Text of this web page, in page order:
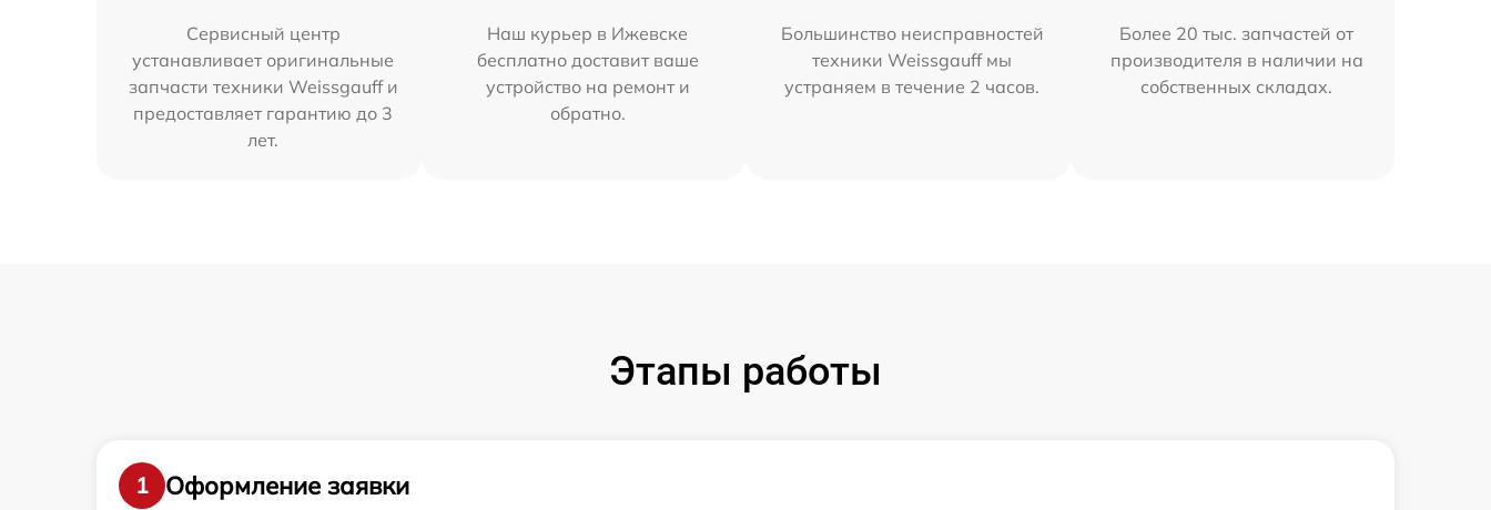
Сервисный центр
устанавливает оригинальные
запчасти техники Weissgauff и
предоставляет гарантию до 3
лет.
Наш курьер в Ижевске
бесплатно доставит ваше
устройство на ремонт и
обратно.
Большинство неисправностей
техники Weissgauff мы
устраняем в течение 2 часов.
Более 20 тыс. запчастей от
производителя в наличии на
собственных складах.
Этапы работы
1
Оформление заявки